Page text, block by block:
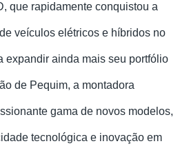
que rapidamente conquistou a
veículos elétricos e híbridos no
expandir ainda mais seu portfólio
de Pequim, a montadora
gama de novos modelos,
tecnológica e inovação em